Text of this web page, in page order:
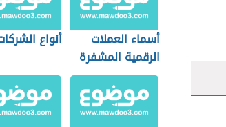
أسماء العملات
الرقمية المشفرة
أنواع